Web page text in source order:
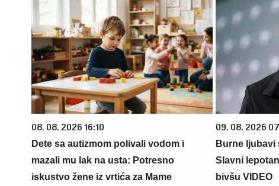
08. 08. 2026 16:10
Dete sa autizmom polivali vodom i
mazali mu lak na usta: Potresno
iskustvo žene iz vrtića za Mame
09. 08. 2026
Burne
Slavni
bivšu VIDEO